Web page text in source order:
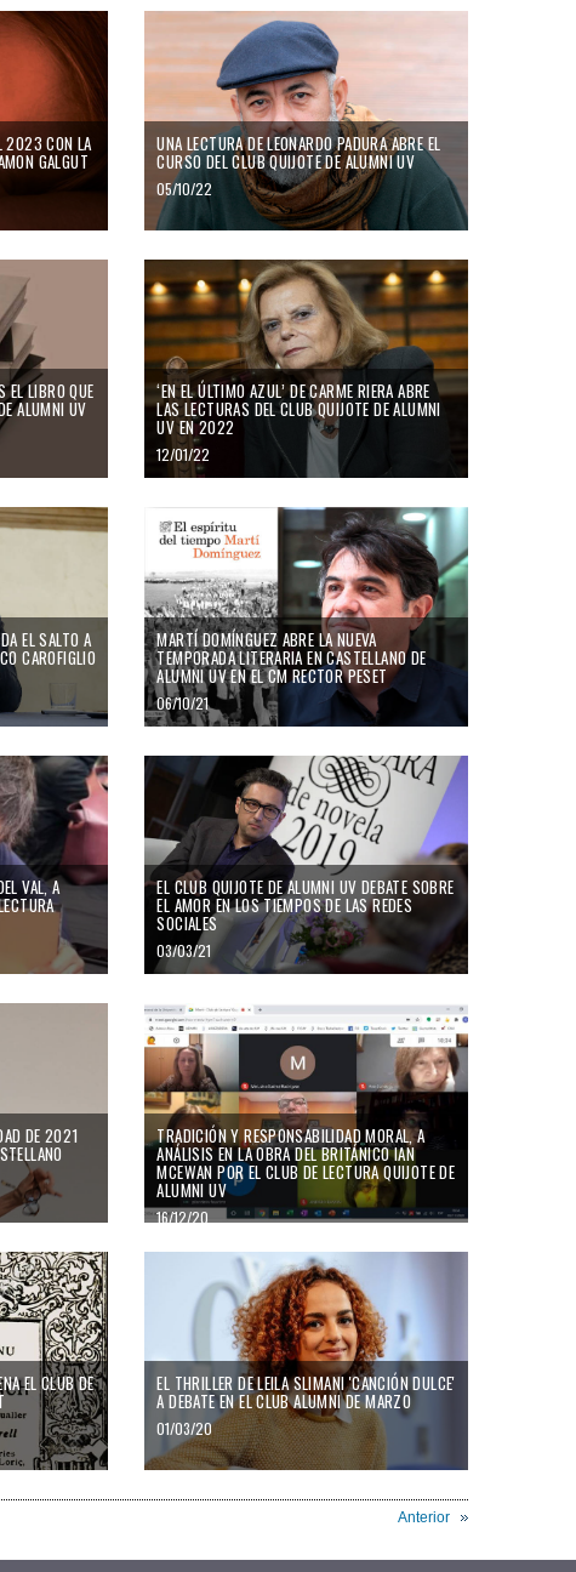
2023 CON LA
GALGUT
UNA LECTURA DE LEONARDO PADURA ABRE EL
CURSO DEL CLUB QUIJOTE DE ALUMNI UV
05/10/22
EL LIBRO QUE
ALUMNI UV
‘EN EL ÚLTIMO AZUL’ DE CARME RIERA ABRE
LAS LECTURAS DEL CLUB QUIJOTE DE ALUMNI
UV EN 2022
12/01/22
EL SALTO A
CAROFIGLIO
MARTÍ DOMÍNGUEZ ABRE LA NUEVA
TEMPORADA LITERARIA EN CASTELLANO DE
ALUMNI UV EN EL CM RECTOR PESET
06/10/21
VAL, A EL CLUB QUIJOTE DE ALUMNI UV DEBATE SOBRE
EL AMOR EN LOS TIEMPOS DE LAS REDES
SOCIALES
03/03/21
DE 2021 TRADICIÓN Y RESPONSABILIDAD MORAL, A
ANÁLISIS EN LA OBRA DEL BRITÁNICO IAN
MCEWAN POR EL CLUB DE LECTURA QUIJOTE DE
ALUMNI UV
16/12/20
EL CLUB DE EL THRILLER DE LEILA SLIMANI 'CANCIÓN DULCE'
A DEBATE EN EL CLUB ALUMNI DE MARZO
01/03/20
Anterior